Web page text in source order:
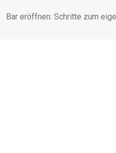
Bar eröffnen: Schritte zum